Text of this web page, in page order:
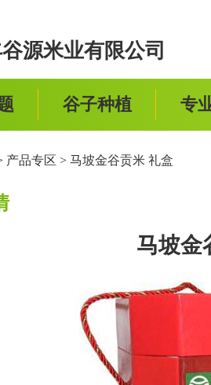
源米业有限公司
谷子种植 专
产品专区 > 马坡金谷贡米 礼盒
马坡金